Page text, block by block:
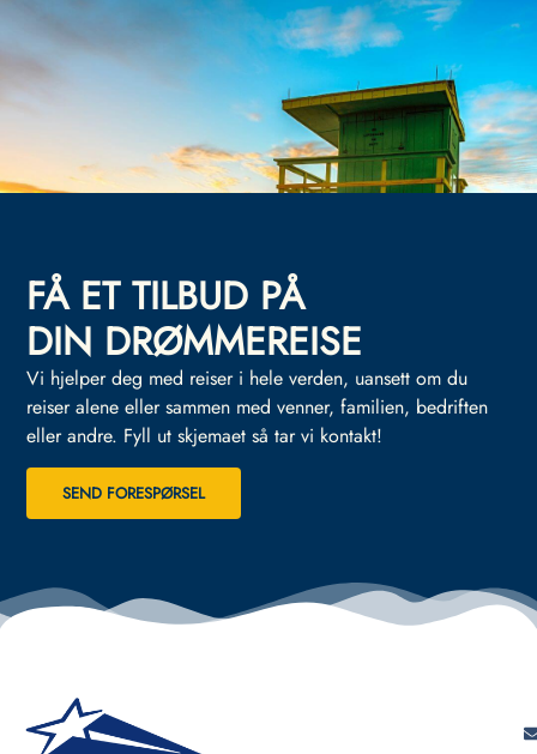
FÅ ET TILBUD PÅ
DIN DRØMMEREISE
Vi hjelper deg med reiser i hele verden, uansett om du
reiser alene eller sammen med venner, familien, bedriften
eller andre. Fyll ut skjemaet så tar vi kontakt!
SEND FORESPØRSEL